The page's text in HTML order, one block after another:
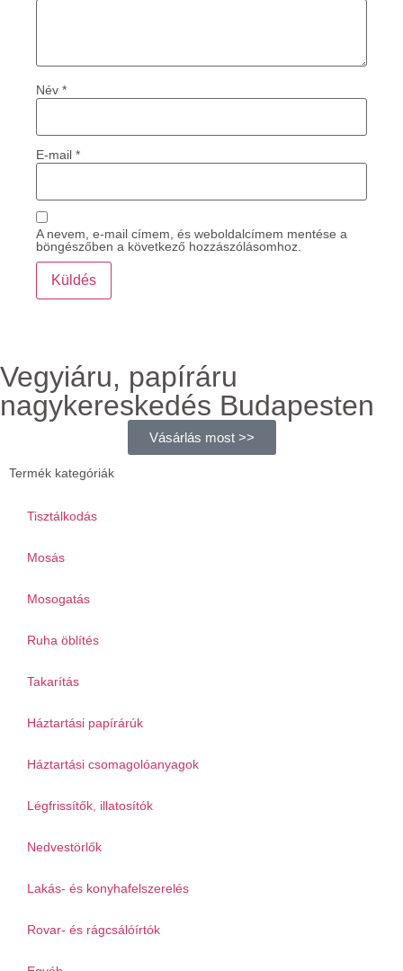
Név *
E-mail *
A nevem, e-mail címem, és weboldalcímem mentése a
böngészőben a következő hozzászólásomhoz.
Vegyiáru, papíráru
nagykereskedés Budapesten
Vásárlás most >>
Termék kategóriák
Tisztálkodás
Mosás
Mosogatás
Ruha öblítés
Takarítás
Háztartási papírárúk
Háztartási csomagolóanyagok
Légfrissítők, illatosítók
Nedvestörlők
Lakás- és konyhafelszerelés
Rovar- és rágcsálóírtók